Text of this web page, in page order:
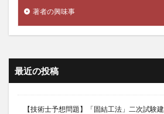
著者の興味事
最近の投稿
【技術士予想問題】「固結工法」二次試験